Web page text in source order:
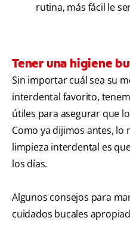
rutina, más fácil le
Tener una higiene
Sin importar cuál sea su
interdental favorito,
útiles para asegurar que
Como ya dijimos antes, lo
limpieza interdental es
los días.
Algunos consejos para
cuidados bucales